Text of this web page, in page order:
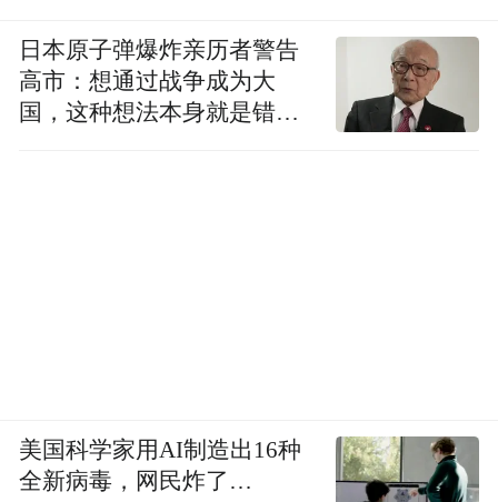
日本原子弹爆炸亲历者警告
高市：想通过战争成为大
国，这种想法本身就是错误
美国科学家用AI制造出16种
全新病毒，网民炸了…